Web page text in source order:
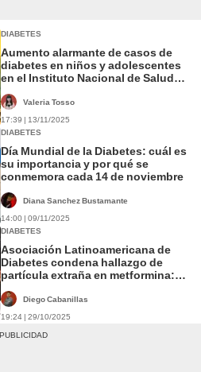
DIABETES
Aumento alarmante de casos de
diabetes en niños y adolescentes
en el Instituto Nacional de Salud
Valeria Tosso
17:39 | 13/11/2025
DIABETES
Día Mundial de la Diabetes: cuál es
su importancia y por qué se
conmemora cada 14 de noviembre
Diana Sanchez Bustamante
14:00 | 09/11/2025
DIABETES
Asociación Latinoamericana de
Diabetes condena hallazgo de
partícula extraña en metformina:
DigemidDiego Cabanillas
19:24 | 29/10/2025